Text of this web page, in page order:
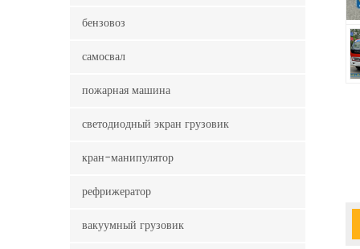
бензовоз
самосвал
пожарная машина
светодиодный экран грузовик
кран-манипулятор
рефрижератор
вакуумный грузовик